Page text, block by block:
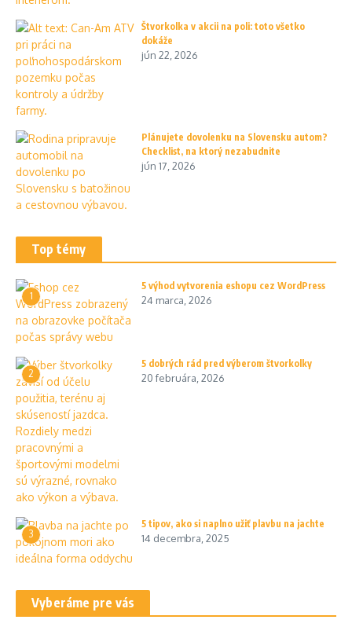
Štvorkolka v akcii na poli: toto všetko
dokáže
jún 22, 2026
Plánujete dovolenku na Slovensku autom?
Checklist, na ktorý nezabudnite
jún 17, 2026
Top témy
1
5 výhod vytvorenia eshopu cez WordPress
24 marca, 2026
2
5 dobrých rád pred výberom štvorkolky
20 februára, 2026
3
5 tipov, ako si naplno užiť plavbu na jachte
14 decembra, 2025
Vyberáme pre vás